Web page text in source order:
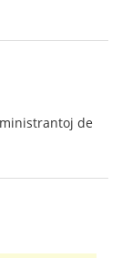
de